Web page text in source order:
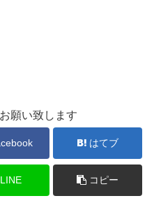
願い致します
はてブ
LINE コピー